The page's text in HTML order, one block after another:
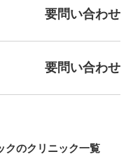
要問い合わせ
要問い合わせ
クのクリニック一覧